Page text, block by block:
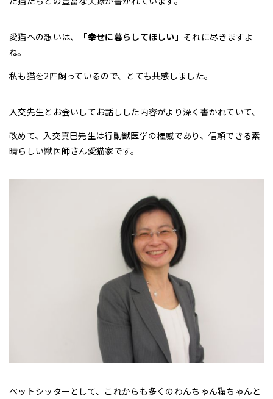
愛猫への想いは、「幸せに暮らしてほしい 」それに尽きますよ
ね。
私も猫を2匹飼っているので、とても共感しました。
入交先生とお会いしてお話しした内容がより深く書かれていて、
改めて、入交真巳先生は行動獣医学の権威であり、信頼できる素
晴らしい獣医師さん愛猫家です。
ペットシッターとして、これからも多くのわんちゃん猫ちゃんと